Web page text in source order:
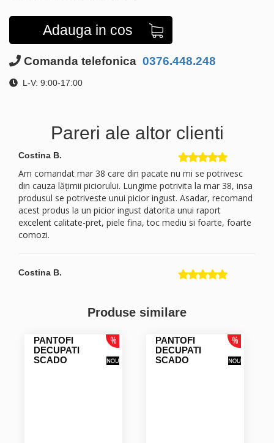
Adauga in cos
Comanda telefonica 0376.448.248
L-V: 9:00-17:00
Pareri ale altor clienti
Costina B.
Am comandat mar 38 care din pacate nu mi se potrivesc
din cauza lățimii piciorului. Lungime potrivita la mar 38, insa
produsul se potriveste unui picior ingust. Asadar, recomand
acest produs la un picior ingust datorita unui raport
excelent calitate-pret, piele fina, toc mediu si foarte, foarte
comozi.
Costina B.
produsul se potriveste unui picior ingust. Asadar, recomand
naturala foarte fina, a unui raport excelent calitate-pret, toc
mediu si foarte, foarte comozi.
Produse similare
PANTOFI
DECUPATI
SCADO
PANTOFI
DECUPATI
SCADO